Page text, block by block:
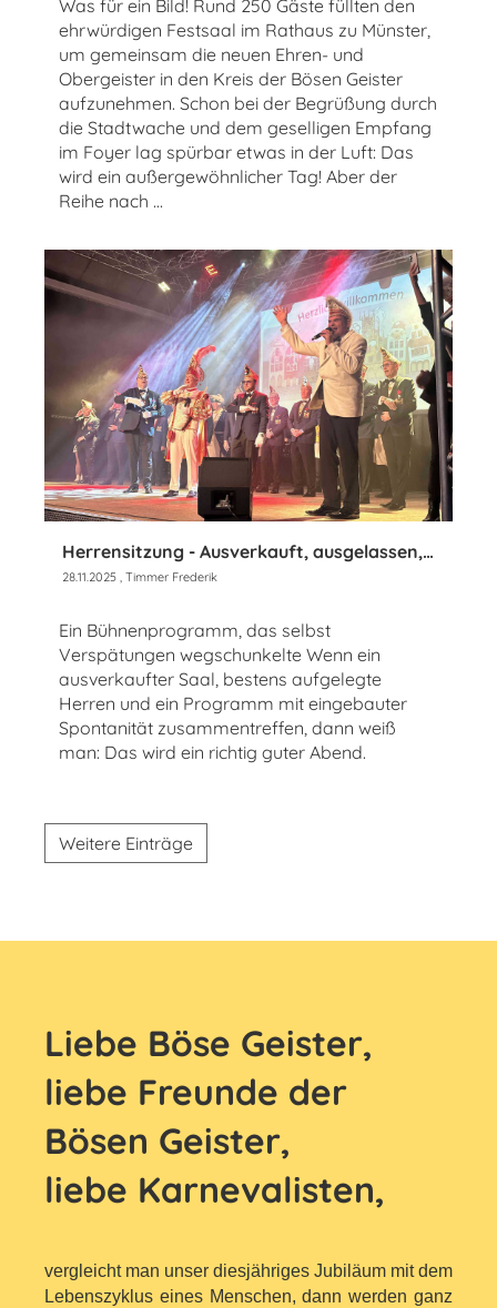
Was für ein Bild! Rund 250 Gäste füllten den
ehrwürdigen Festsaal im Rathaus zu Münster,
um gemeinsam die neuen Ehren- und
Obergeister in den Kreis der Bösen Geister
aufzunehmen. Schon bei der Begrüßung durch
die Stadtwache und dem geselligen Empfang
im Foyer lag spürbar etwas in der Luft: Das
wird ein außergewöhnlicher Tag! Aber der
Reihe nach …
Herrensitzung - Ausverkauft, ausgelassen, unerschütterlich gut gelaunt
28.11.2025 , Timmer Frederik
Ein Bühnenprogramm, das selbst
Verspätungen wegschunkelte Wenn ein
ausverkaufter Saal, bestens aufgelegte
Herren und ein Programm mit eingebauter
Spontanität zusammentreffen, dann weiß
man: Das wird ein richtig guter Abend.
Weitere Einträge
Liebe Böse Geister,
liebe Freunde der
Bösen Geister,
liebe Karnevalisten,
vergleicht man unser diesjähriges Jubiläum mit dem
Lebenszyklus eines Menschen,dann werden ganz